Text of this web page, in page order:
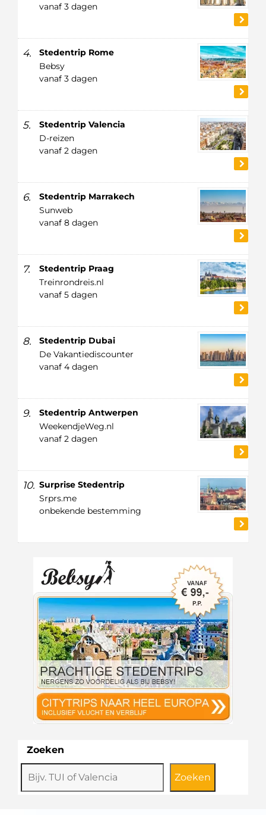
vanaf 3 dagen
4.
Stedentrip Rome
Bebsy
vanaf 3 dagen
5.
Stedentrip Valencia
D-reizen
vanaf 2 dagen
6.
Stedentrip Marrakech
Sunweb
vanaf 8 dagen
7.
Stedentrip Praag
Treinrondreis.nl
vanaf 5 dagen
8.
Stedentrip Dubai
De Vakantiediscounter
vanaf 4 dagen
9.
Stedentrip Antwerpen
WeekendjeWeg.nl
vanaf 2 dagen
10. Surprise Stedentrip
Srprs.me
onbekende bestemming
Zoeken
Zoeken